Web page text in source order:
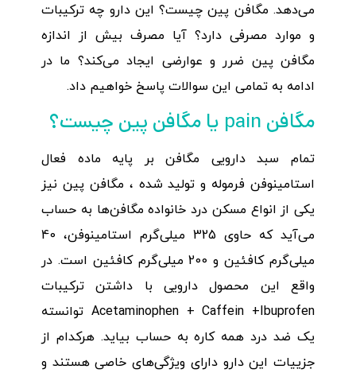
می‌دهد. مگافن پین چیست؟ این دارو چه ترکیبات
و موارد مصرفی دارد؟ آیا مصرف بیش از اندازه
مگافن پین ضرر و عوارضی ایجاد می‌کند؟ ما در
ادامه به تمامی این سوالات پاسخ خواهیم داد.
مگافن pain یا مگافن پین چیست؟
تمام سبد دارویی مگافن بر پایه ماده فعال
استامینوفن فرموله و تولید شده ، مگافن پین نیز
یکی از انواع مسکن درد خانواده مگافن‌ها به حساب
می‌آید که حاوی 325 میلی‌گرم استامینوفن، 40
میلی‌گرم کافئین و 200 میلی‌گرم کافئین است. در
واقع این محصول دارویی با داشتن ترکیبات
Acetaminophen + Caffein +Ibuprofen توانسته
یک ضد درد همه کاره به حساب بیاید. هرکدام از
جزییات این دارو دارای ویژگی‌های خاصی هستند و